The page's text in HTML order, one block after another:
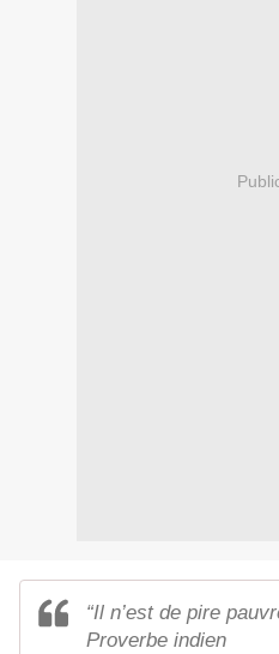
“Il n’est de pire
Proverbe indien